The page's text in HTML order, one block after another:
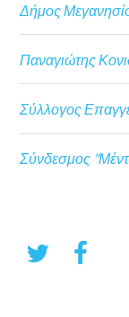
Δήμος
Παναγιώτης
Σύλλογος
Σύνδεσμος